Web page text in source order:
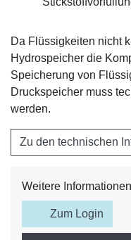
Da Flüssigkeiten nicht
Hydrospeicher die
Speicherung von
Druckspeicher muss
werden.
Zu den technischen
Weitere
Zum Login